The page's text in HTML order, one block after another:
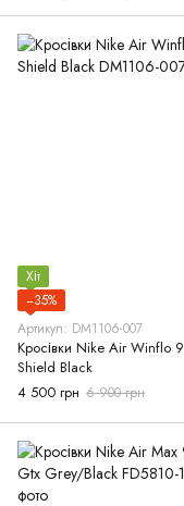
Хіт
−35%
Артикул: DM1106-007
Кросівки Nike Air Winflo 9
Shield Black
4 500 грн 6 900 грн